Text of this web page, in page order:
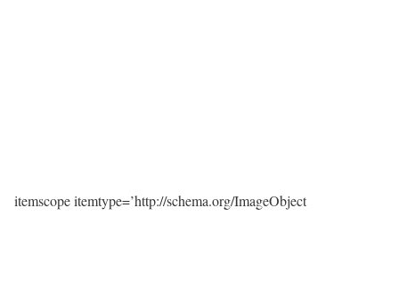
itemscope itemtype=’http://schema.org/ImageObject